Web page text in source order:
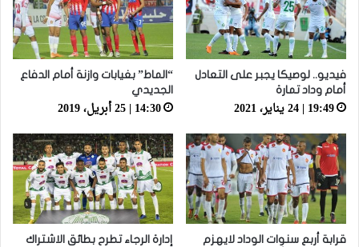
فيديو.. لوصيكا يجبر على التعادل
أمام وداد تمارة
19:49 | 24 يناير، 2021
“الماط” بغيابات وازنة أمام الدفاع
الجديدي
14:30 | 25 أبريل، 2019
قرابة أربع سنوات الوداد لايهزم
إدارة الرجاء تطرح بطائق الاشتراك